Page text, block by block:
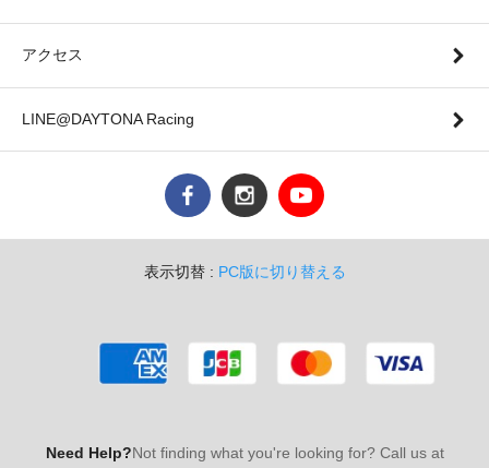
アクセス
LINE@DAYTONA Racing
表示切替 : PC版に切り替える
Need Help?Not finding what you're looking for? Call us at